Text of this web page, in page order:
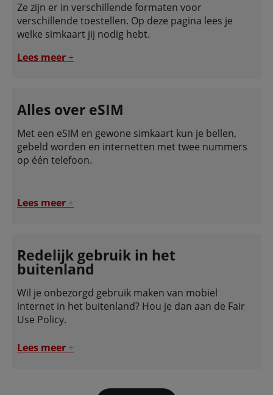
Ze zijn er in verschillende formaten voor
verschillende toestellen. Op deze pagina lees je
welke simkaart jij nodig hebt.
Lees meer +
Alles over eSIM
Met een eSIM en gewone simkaart kun je bellen,
gebeld worden en internetten met twee nummers
op één telefoon.
Lees meer +
Redelijk gebruik in het
buitenland
Wil je onbezorgd gebruik maken van mobiel
internet in het buitenland? Hou je dan aan de Fair
Use Policy.
Lees meer +